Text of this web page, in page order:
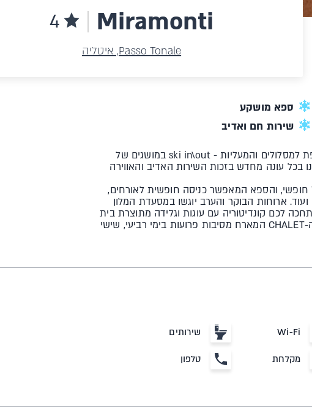
Miramonti
4
Passo Tonale, איטליה
ספא מושקע
שירות חם ואדיב
אל המלון הזה הגענו בגלל הלוקיישן שלו- קרבה מטורפת למסלולים והמעליות - ski in\out במושגים של
בכל עונה מחדש בזכות השירות האדיב והאווירה
חדרי המלון מציעים אבזור מלא, נוחות מזמינה ו-Wi-Fi חופשי, והספא המאפשר כניסה חופשית לאורחים,
ועוד. ארוחות הבוקר והערב יוגשו במסעדת המלון
לכם קונדיטוריה עם עוגות וגלידה מתוצרת בית
שאתם חייבים לנסות וגם - מיני קלאב לילדים ומועדון ה-CHALET המארח מסיבות פרועות בימי רביעי, שישי
Wi-Fi שירותים
מקלחת טלפון